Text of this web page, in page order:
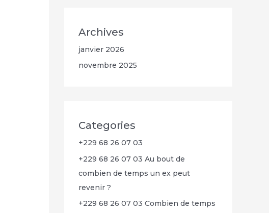
Archives
janvier 2026
novembre 2025
Categories
+229 68 26 07 03
+229 68 26 07 03 Au bout de
combien de temps un ex peut
revenir ?
+229 68 26 07 03 Combien de temps